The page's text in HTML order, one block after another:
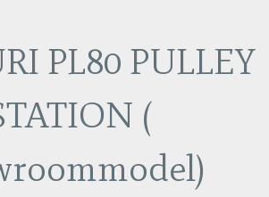
PL80 PULLEY
(